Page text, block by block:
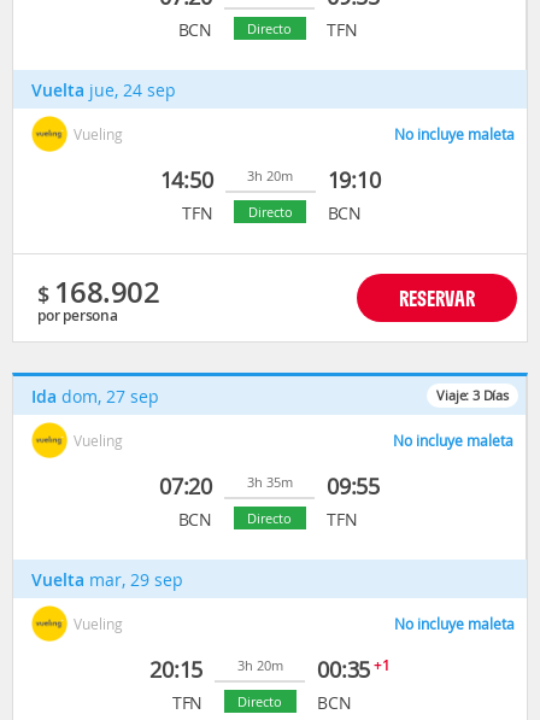
BCN
Directo
TFN
Vuelta jue, 24 sep
Vueling No incluye maleta
14:50
TFN
3h 20m
Directo
19:10
BCN
$ 168.902
por persona
RESERVAR
Viaje: 3 Días
Ida dom, 27 sep
Vueling No incluye maleta
07:20
BCN
3h 35m
Directo
09:55
TFN
Vuelta mar, 29 sep
Vueling No incluye maleta
20:15
TFN
3h 20m
Directo
00:35+1
BCN